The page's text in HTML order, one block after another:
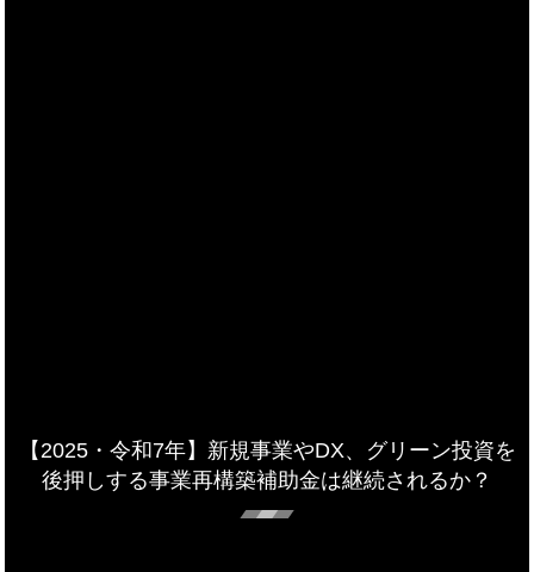
【2025・令和7年】新規事業やDX、グリーン投資を
後押しする事業再構築補助金は継続されるか？